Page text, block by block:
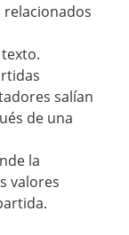
salían
de una
la
valores